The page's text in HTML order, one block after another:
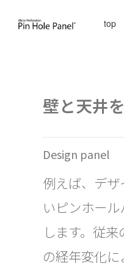
top
壁と天井
Design panel
例えば、デ
いピンホー
します。従
の経年変化に